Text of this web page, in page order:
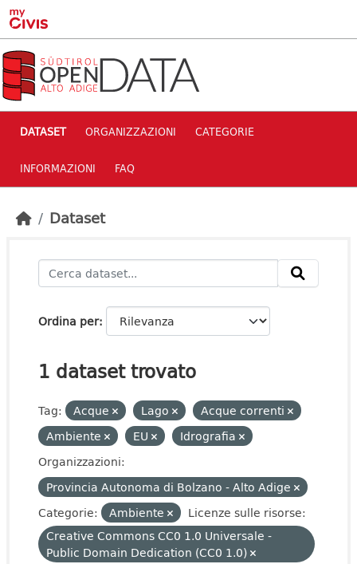
Skip to main content
DATASET ORGANIZZAZIONI CATEGORIE
INFORMAZIONI FAQ
Dataset
Ordina per
1 dataset trovato
Tag: Acque Lago
Acque correnti
Ambiente
EU
Idrografia
Organizzazioni:
Provincia Autonoma di Bolzano - Alto Adige
Categorie:
Ambiente
Licenze sulle risorse:
Creative Commons CC0 1.0 Universale -
Public Domain Dedication (CC0 1.0)